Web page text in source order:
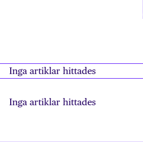
Inga artiklar hittades
Inga artiklar hittades